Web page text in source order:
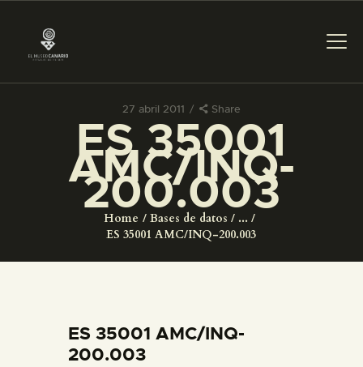
27 abril 2011 Share
ES 35001
AMC/INQ-
200.003
Home Bases de datos
...
ES 35001 AMC/INQ-200.003
PREPARAR LA VISITA
ACTIVIDADES
COLECCIONES
ES 35001 AMC/INQ-
200.003